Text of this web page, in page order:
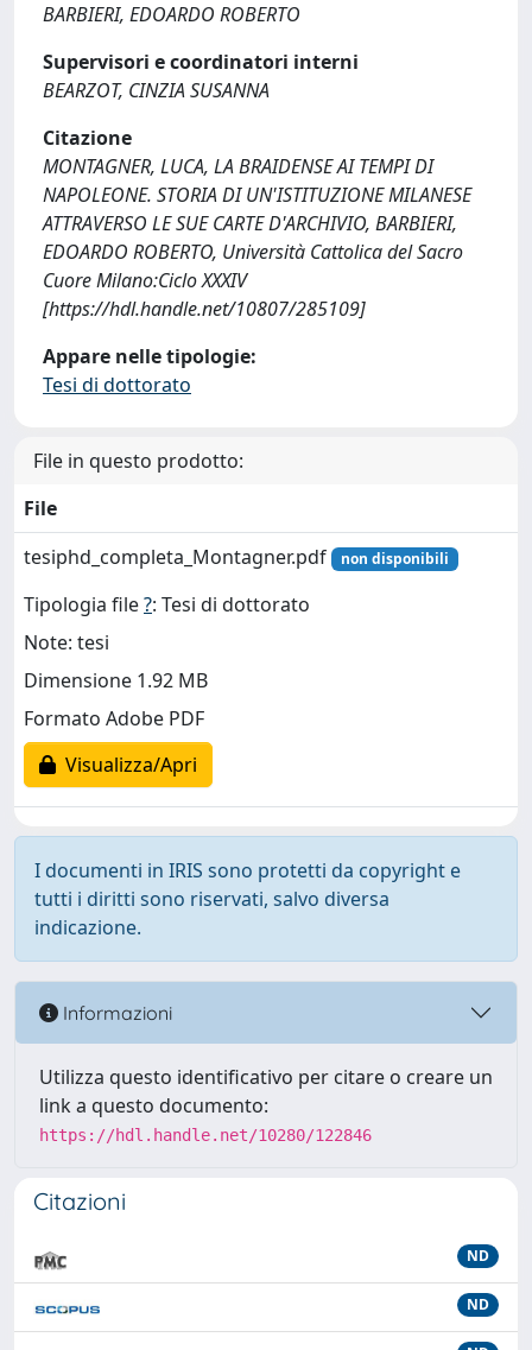
BARBIERI, EDOARDO ROBERTO
Supervisori e coordinatori interni
BEARZOT, CINZIA SUSANNA
Citazione
MONTAGNER, LUCA, LA BRAIDENSE AI TEMPI DI
NAPOLEONE. STORIA DI UN'ISTITUZIONE MILANESE
ATTRAVERSO LE SUE CARTE D'ARCHIVIO, BARBIERI,
EDOARDO ROBERTO, Università Cattolica del Sacro
Cuore Milano:Ciclo XXXIV
[https://hdl.handle.net/10807/285109]
Appare nelle tipologie:
Tesi di dottorato
File in questo prodotto:
File
tesiphd_completa_Montagner.pdf
non disponibili
Tipologia file?: Tesi di dottorato
Note: tesi
Dimensione 1.92 MB
Formato Adobe PDF
Visualizza/Apri
I documenti in IRIS sono protetti da copyright e
tutti i diritti sono riservati, salvo diversa
indicazione.
Informazioni
Utilizza questo identificativo per citare o creare un
link a questo documento:
https://hdl.handle.net/10280/122846
Citazioni
ND
ND